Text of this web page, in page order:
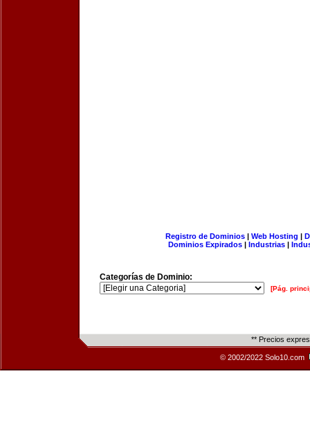
Registro de Dominios| Web Hosting |
Dominios Expirados | Industrias |
Categorías de Dominio:
[Pág.
** Precios
© 2002/2022 Solo10.com